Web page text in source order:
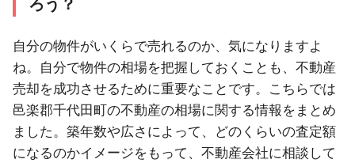
ろう？
自分の物件がいくらで売れるのか、気になりますよ
ね。自分で物件の相場を把握しておくことも、不動産
売却を成功させるために重要なことです。こちらでは
邑楽郡千代田町の不動産の相場に関する情報をまとめ
ました。築年数や広さによって、どのくらいの査定額
になるのかイメージをもって、不動産会社に相談して